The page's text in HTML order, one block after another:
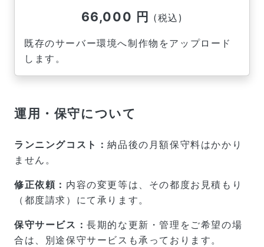
66,000 円 (税込)
既存のサーバー環境へ制作物をアップロード
します。
運用・保守について
ランニングコスト：納品後の月額保守料はかかり
ません。
修正依頼： 内容の変更等は、その都度お見積もり
（都度請求）にて承ります。
保守サービス：長期的な更新・管理をご希望の場
合は、別途保守サービスも承っております。